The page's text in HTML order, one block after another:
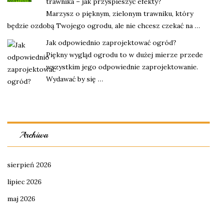
Marzysz o pięknym, zielonym trawniku, który
będzie ozdobą Twojego ogrodu, ale nie chcesz czekać na …
Jak odpowiednio zaprojektować ogród?
Piękny wygląd ogrodu to w dużej mierze przede
wszystkim jego odpowiednie zaprojektowanie.
Wydawać by się …
Archiwa
sierpień 2026
lipiec 2026
maj 2026